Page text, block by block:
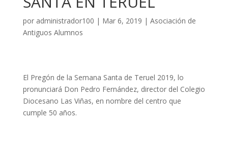
por administrador100 | Mar 6, 2019 | Asociación de
Antiguos Alumnos
El Pregón de la Semana Santa de Teruel 2019, lo
pronunciará Don Pedro Fernández, director del Colegio
Diocesano Las Viñas, en nombre del centro que
cumple 50 años.